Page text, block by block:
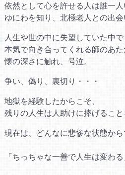
依然として心を許せる人は誰一人
ゆにわを知り、北極老人との出会
人生や世の中に失望していた中で
本気で向き合ってくれる師のあた
懐の深さに触れ、号泣。
争い、偽り、裏切り・・・
地獄を経験したからこそ、
残りの人生は人助けに捧げること
現在は、どんなに悲惨な状態から
「ちっちゃな一善で人生は変わる